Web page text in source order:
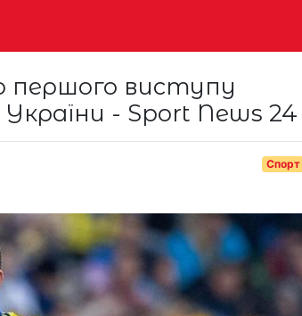
першого виступу
України - Sport News 24
Спорт